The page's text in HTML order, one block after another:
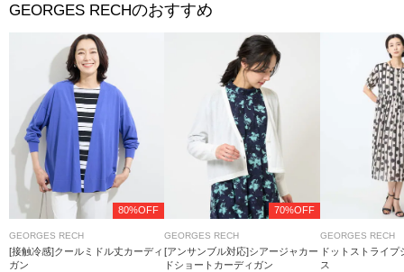
GEORGES RECHのおすすめ
80%OFF
GEORGES RECH
[接触冷感]クールミドル丈カーディ
ガン
70%OFF
GEORGES RECH
[アンサンブル対応]シアージャカー
ドショートカーディガン
GEORGES RECH
ドットストライ
ス